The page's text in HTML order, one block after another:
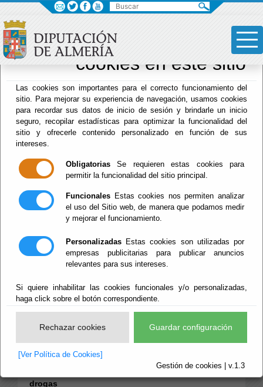
Sus opciones en
relación al uso de
cookies en este sitio
Las cookies son importantes para el correcto funcionamiento del
sitio. Para mejorar su experiencia de navegación, usamos cookies
para recordar sus datos de inicio de sesión y brindarle un inicio
seguro, recopilar estadísticas para optimizar la funcionalidad del
sitio y ofrecerle contenido personalizado en función de sus
intereses.
Obligatorias Se requieren estas cookies para
permitir la funcionalidad del sitio principal.
Funcionales Estas cookies nos permiten analizar
el uso del Sitio web, de manera que podamos medir
y mejorar el funcionamiento.
Personalizadas Estas cookies son utilizadas por
empresas publicitarias para publicar anuncios
relevantes para sus intereses.
Si quiere inhabilitar las cookies funcionales y/o personalizadas,
haga click sobre el botón correspondiente.
Rechazar cookies Guardar configuración
[Ver Política de Cookies]
Gestión de cookies | v.1.3
Drogodependencias
Menú Hacienda
Inicio -
SOCIOSANITARIA
ÁREA DE
ATENCIÓN
SOCIOSANITARIA
SERVICIOS
- Información, orientación y asesoramiento
- Detección e identificación de consumo de
drogas